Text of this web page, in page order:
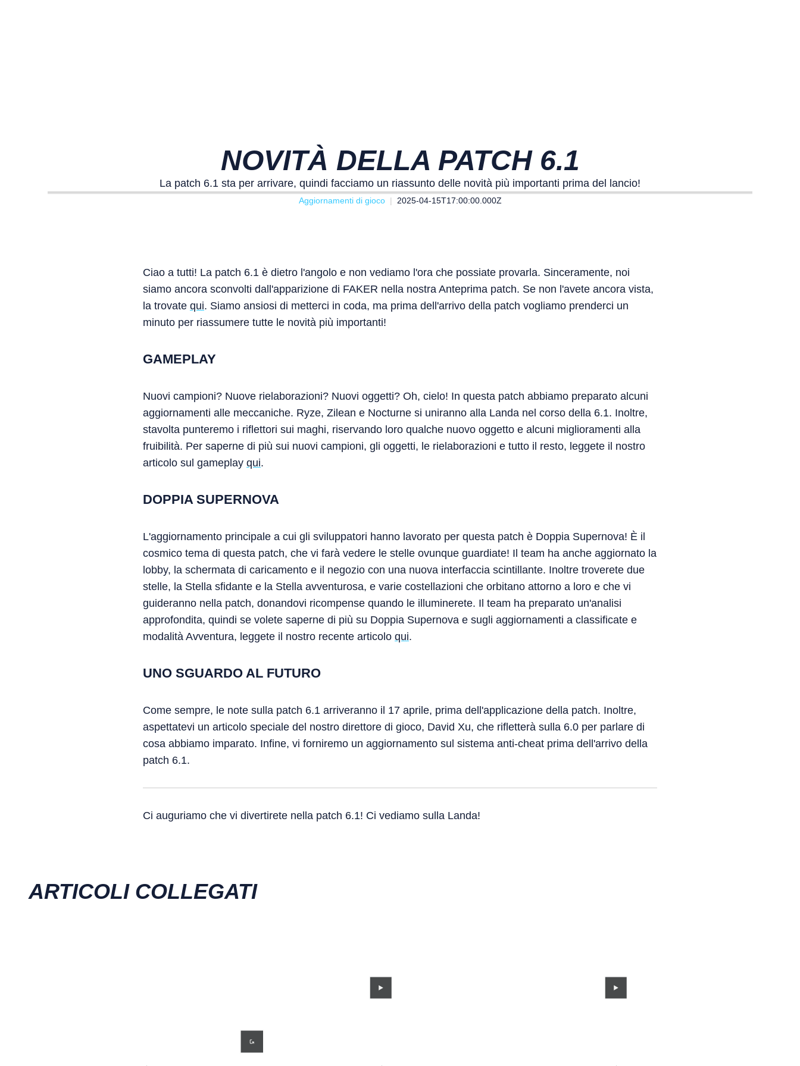
NOVITÀ DELLA PATCH 6.1
La patch 6.1 sta per arrivare, quindi facciamo un riassunto delle novità più importanti prima del lancio!
Aggiornamenti di gioco 2025-04-15T17:00:00.000Z
Ciao a tutti! La patch 6.1 è dietro l'angolo e non vediamo l'ora che possiate provarla. Sinceramente, noi
siamo ancora sconvolti dall'apparizione di FAKER nella nostra Anteprima patch. Se non l'avete ancora vista,
la trovate qui. Siamo ansiosi di metterci in coda, ma prima dell'arrivo della patch vogliamo prenderci un
minuto per riassumere tutte le novità più importanti!
GAMEPLAY
Nuovi campioni? Nuove rielaborazioni? Nuovi oggetti? Oh, cielo! In questa patch abbiamo preparato alcuni
aggiornamenti alle meccaniche. Ryze, Zilean e Nocturne si uniranno alla Landa nel corso della 6.1. Inoltre,
stavolta punteremo i riflettori sui maghi, riservando loro qualche nuovo oggetto e alcuni miglioramenti alla
fruibilità. Per saperne di più sui nuovi campioni, gli oggetti, le rielaborazioni e tutto il resto, leggete il nostro
articolo sul gameplay qui.
DOPPIA SUPERNOVA
L'aggiornamento principale a cui gli sviluppatori hanno lavorato per questa patch è Doppia Supernova! È il
cosmico tema di questa patch, che vi farà vedere le stelle ovunque guardiate! Il team ha anche aggiornato la
lobby, la schermata di caricamento e il negozio con una nuova interfaccia scintillante. Inoltre troverete due
stelle, la Stella sfidante e la Stella avventurosa, e varie costellazioni che orbitano attorno a loro e che vi
guideranno nella patch, donandovi ricompense quando le illuminerete. Il team ha preparato un'analisi
approfondita, quindi se volete saperne di più su Doppia Supernova e sugli aggiornamenti a classificate e
modalità Avventura, leggete il nostro recente articolo qui.
UNO SGUARDO AL FUTURO
Come sempre, le note sulla patch 6.1 arriveranno il 17 aprile, prima dell'applicazione della patch. Inoltre,
aspettatevi un articolo speciale del nostro direttore di gioco, David Xu, che rifletterà sulla 6.0 per parlare di
cosa abbiamo imparato. Infine, vi forniremo un aggiornamento sul sistema anti-cheat prima dell'arrivo della
patch 6.1.
Ci auguriamo che vi divertirete nella patch 6.1! Ci vediamo sulla Landa!
ARTICOLI COLLEGATI